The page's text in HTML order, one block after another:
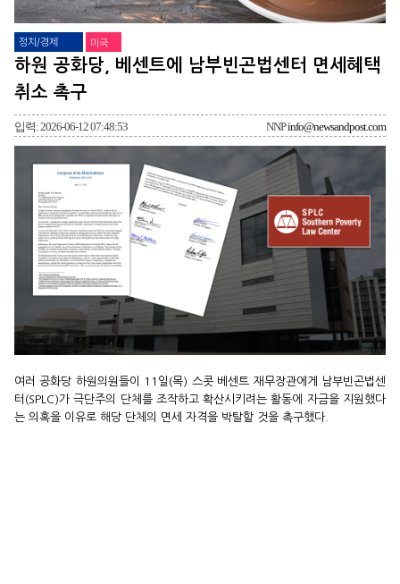
정치/경제 미국
하원 공화당, 베센트에 남부빈곤법센터 면세혜택
취소 촉구
입력: 2026-06-12 07:48:53 NNPinfo@newsandpost.com
여러 공화당 하원의원들이 11일(목) 스콧 베센트 재무장관에게 남부빈곤법센
터(SPLC)가 극단주의 단체를 조작하고 확산시키려는 활동에 자금을 지원했다
는 의혹을 이유로 해당 단체의 면세 자격을 박탈할 것을 촉구했다.